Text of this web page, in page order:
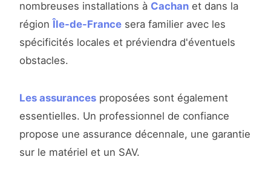
nombreuses installations à Cachan et dans la
région Île-de-France sera familier avec les
spécificités locales et préviendra d'éventuels
obstacles.
Les assurances proposées sont également
essentielles. Un professionnel de confiance
propose une assurance décennale, une garantie
sur le matériel et un SAV.